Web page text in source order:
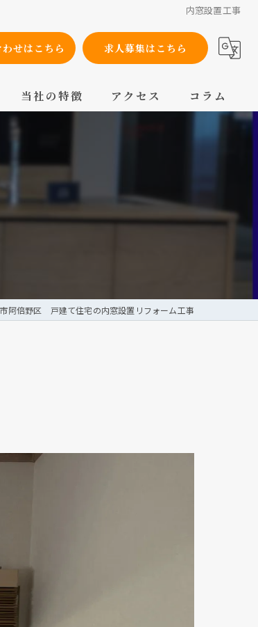
内窓設置工事
せはこちら 求人募集はこちら
当社の特徴
メンテナンス
アクセス コラム
阿倍野区 戸建て住宅の内窓設置リフォーム工事